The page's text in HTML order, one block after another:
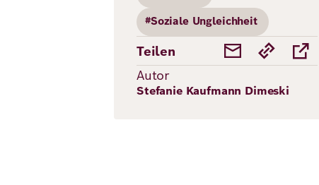
#Soziale Ungleichheit
Teilen
Autor
Stefanie Kaufmann Dimeski